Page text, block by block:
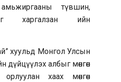
түвшин,
харгалзан ийн
хуульд Монгол Улсын
дүйцүүлэх албыг мөнгөн
орлуулан хаах мөнгөн